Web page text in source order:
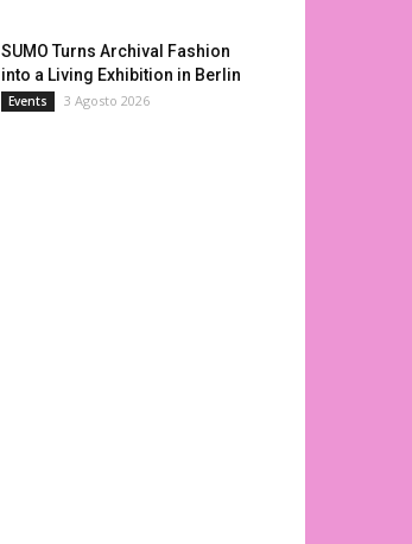
SUMO Turns Archival Fashion
into a Living Exhibition in Berlin
Events 3 Agosto 2026